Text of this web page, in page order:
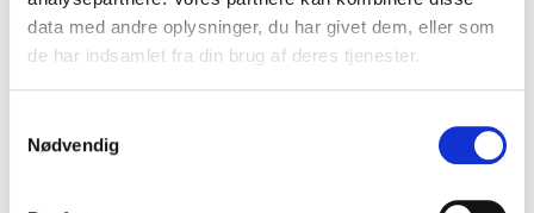
data med andre oplysninger, du har givet dem, eller som
de har indsamlet fra din brug af deres tjenester.
Nødvendig
säkerhetssko
Vanligtvis kommer du behöva en säkerhetssko med
Säkerhetsskor kan specifikt vara utrustade med både
sömskydd och tåskydd, så du därmed skyddar dina